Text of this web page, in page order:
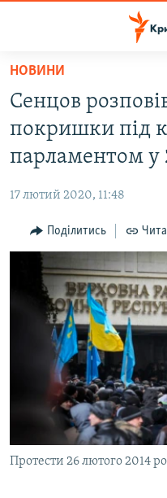
Перейти
основного
матеріалу
Перейти
до
основної
Перейти
до
пошуку
ВОДА.КРИМ
ВІДЕО ТА ФОТО
БЛОГИ
ПОГЛЯД
ІНТЕРВ'Ю
ВСЕ ЗА ДЕНЬ
СПЕЦПРОЕКТИ
ДЕПОРТАЦІЯ
ВІДЕОУРОКИ «ELIFBE»
СВІДЧЕННЯ ОКУПАЦІЇ
УКРАЇНСЬКА ПРОБЛЕМА
ІНФОГРАФІКА
ЯК ОБІЙТИ БЛОКУВАННЯ
Русский
Qırımtatar
ДОЛУЧАЙСЯ!
НОВИНИ
Сенцов
покришки під
парламентом у
17 лютий 2020, 11:48
Поділитись
Протести 26 лютого 2014